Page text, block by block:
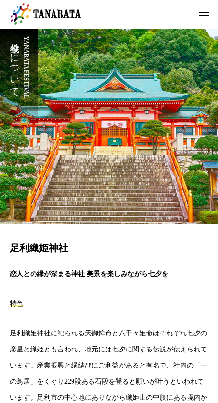
YANABATA FESTIVAL
七夕祭りについて
足利織姫神社
恋人との縁が深まる神社 美景を楽しみながら七夕を
特色
足利織姫神社に祀られる天御鉾命と八千々姫命はそれぞれ七夕の
彦星と織姫とも言われ、地元には七夕に関する伝説が伝えられて
います。産業振興と縁結びにご利益があると有名で、社内の「一
の鳥居」をくぐり229段ある石段を登ると願いが叶うといわれて
います。足利市の中心地にありながら織姫山の中腹にある境内か